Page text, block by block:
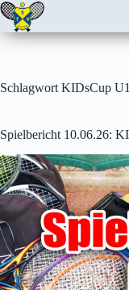
Zum
Inhalt
springen
Schlagwort KIDsCup
Spielbericht 10.06.26: